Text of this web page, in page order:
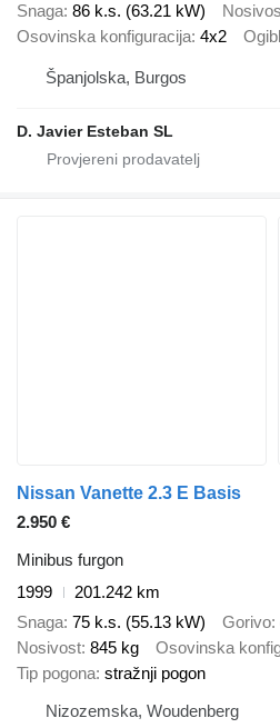
Snaga 86 k.s. (63.21 kW)
Osovinska konfiguracija 4x2
Španjolska, Burgos
D. Javier Esteban SL
Nissan Vanette 2.3 E Basis
2.950 €
Minibus furgon
1999
201.242 km
Snaga 75 k.s. (55.13 kW) Gorivo
Nosivost 845 kg Osovinska
Tip pogona stražnji pogon
Nizozemska, Woudenberg